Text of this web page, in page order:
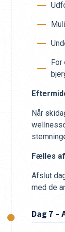
For
Når
Fælles
Afslut
med de
Dag 7 –